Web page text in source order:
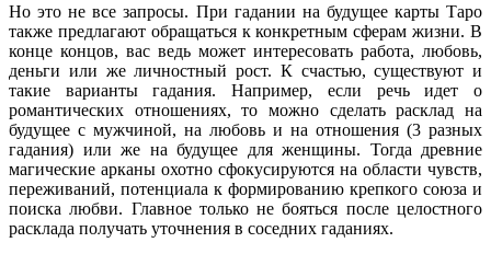
Но это не все запросы. При гадании на будущее карты Таро
также предлагают обращаться к конкретным сферам жизни. В
конце концов, вас ведь может интересовать работа, любовь,
деньги или же личностный рост. К счастью, существуют и
такие варианты гадания. Например, если речь идет о
романтических отношениях, то можно сделать расклад на
будущее с мужчиной, на любовь и на отношения (3 разных
гадания) или же на будущее для женщины. Тогда древние
магические арканы охотно сфокусируются на области чувств,
переживаний, потенциала к формированию крепкого союза и
поиска любви. Главное только не бояться после целостного
расклада получать уточнения в соседних гаданиях.